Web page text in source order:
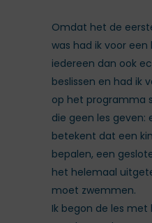
Omdat het de
was had ik voor een
iedereen dan ook
beslissen en had ik
op het programma
die geen les geven:
betekent dat een
bepalen, een
het helemaal
moet zwemmen.
Ik begon de les met